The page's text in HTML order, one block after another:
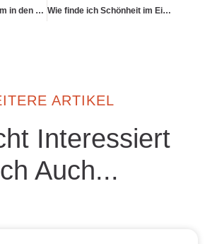
Wie gehe ich achtsam in den Lebensabend? Wie finde ich Schönheit im Einfachen – auch finanziell?
ARTIKEL
Interessiert
Auch...